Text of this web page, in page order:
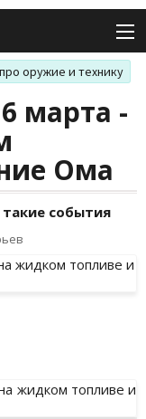
оружие и технику
марта -
Ома
события